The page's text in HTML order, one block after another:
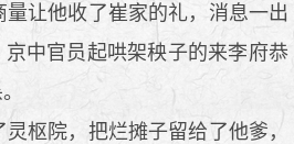
让他收了崔家的礼，消息一出
中官员起哄架秧子的来李府恭
枢院，把烂摊子留给了他爹，